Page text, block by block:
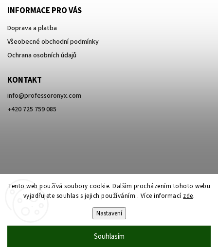
Tento web používá soubory cookie. Dalším procházením tohoto webu
vyjadřujete souhlas s jejich používáním.. Více informací zde.
Nastavení
Souhlasím
INFORMACE PRO VÁS
Doprava a platba
Všeobecné obchodní podmínky
Ochrana osobních údajů
KONTAKT
info@professoronyx.com
+420 725 759 085
Professor Onyx. Všechna práva vyhrazena.